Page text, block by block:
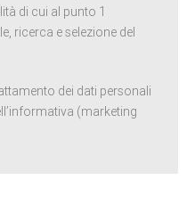
di cui al punto 1
ricerca e selezione del
dei dati personali
(marketing